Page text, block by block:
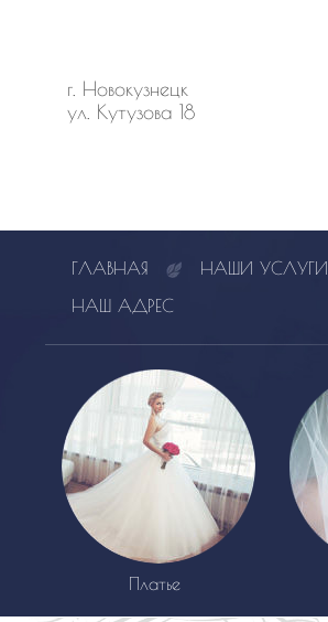
г. Новокузнецк
ул. Кутузова 18
ГЛАВНАЯ НАШИ УСЛУГИ
НАШ АДРЕС
Платье